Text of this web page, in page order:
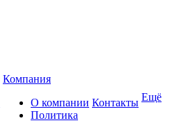
Компания
О компании
Политика
Контакты Ещё